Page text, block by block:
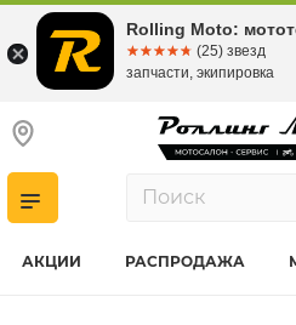
АКЦИИ РАСПРОДАЖА
Rolling Moto:
☆☆☆☆☆
★★★★★ (25) звезд
запчасти, экипировка